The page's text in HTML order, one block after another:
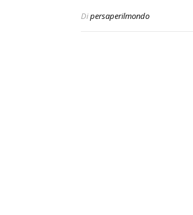
Dipersaperilmondo